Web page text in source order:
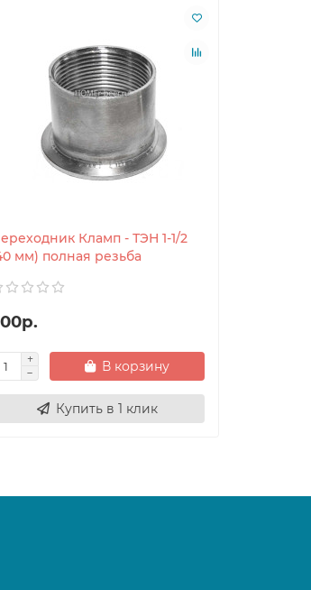
Кламп - ТЭН 1-1/2
мм) полная резьба
В корзину
Купить в 1 клик